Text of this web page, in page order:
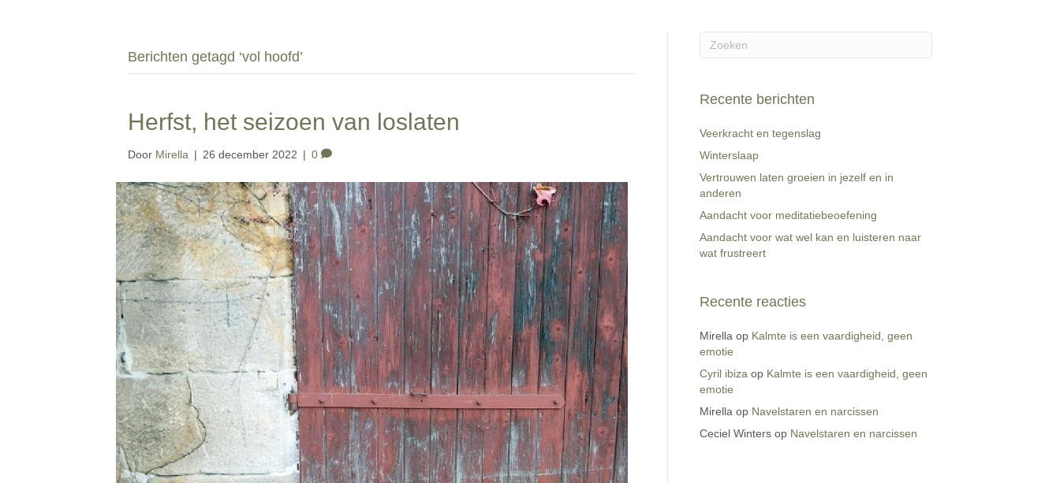
Berichten getagd ‘vol hoofd’
Herfst, het seizoen van loslaten
Door Mirella | 26 december 2022 | 0
Recente berichten
Veerkracht en tegenslag
Winterslaap
Vertrouwen laten groeien in jezelf en in
anderen
Aandacht voor meditatiebeoefening
Aandacht voor wat wel kan en luisteren naar
wat frustreert
Recente reacties
Mirella op Kalmte is een vaardigheid, geen
emotie
Cyril ibiza op Kalmte is een vaardigheid, geen
emotie
Mirella op Navelstaren en narcissen
Ceciel Winters op Navelstaren en narcissen